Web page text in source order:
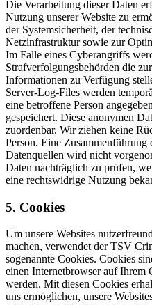
Die Verarbeitung dieser Daten
Nutzung unserer Website zu
der Systemsicherheit, der
Netzinfrastruktur sowie zur
Im Falle eines Cyberangriffs
Strafverfolgungsbehörden die
Informationen zu Verfügung
Server-Log-Files werden
eine betroffene Person
gespeichert. Diese anonymen
zuordenbar. Wir ziehen keine
Person. Eine Zusammenführung
Datenquellen wird nicht
Daten nachträglich zu prüfen,
eine rechtswidrige Nutzung
5. Cookies
Um unsere Websites
machen, verwendet der TSV
sogenannte Cookies. Cookies
einen Internetbrowser auf Ihrem
werden. Mit diesen Cookies
uns ermöglichen, unsere